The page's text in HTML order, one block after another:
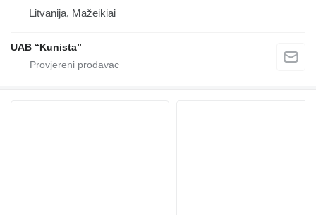
Litvanija, Mažeikiai
UAB “Kunista”